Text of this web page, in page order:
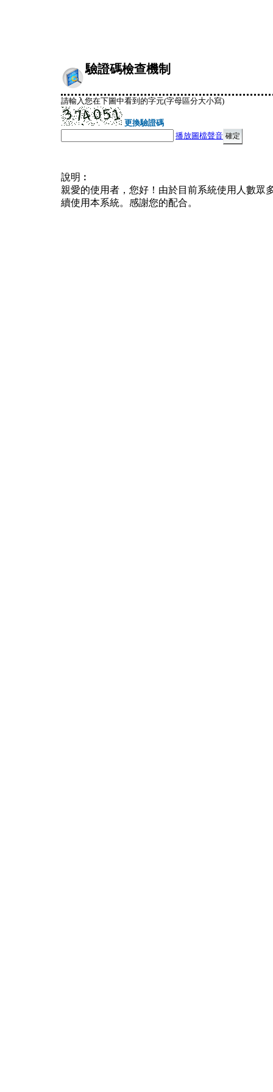
驗證碼檢查機制
請輸入您在下圖中看到的字元(字母區分大小寫)
更換驗證碼
播放圖檔聲音
說明︰
親愛的使用者，您好！由於目前系統使用人數眾
續使用本系統。感謝您的配合。